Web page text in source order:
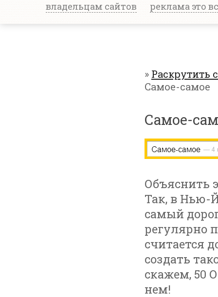
владельцам сайтов реклама это
» Раскрутить
Самое-самое
Самое-
Объяснить
Так, в Нью-
самый
регулярно
считается
создать
скажем, 50
нем!